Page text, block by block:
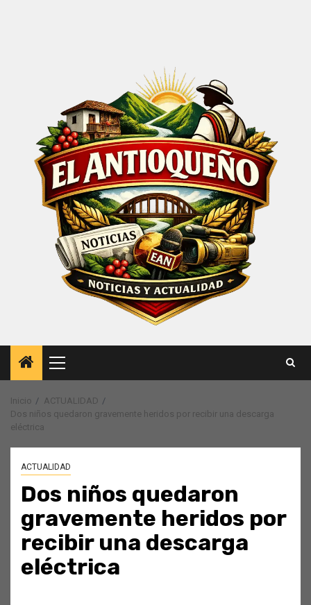
Menú
principal
Inicio
ACTUALIDAD
Dos niños quedaron gravemente heridos por recibir una descarga
eléctrica
ACTUALIDAD
Dos niños quedaron
gravemente heridos por
recibir una descarga
eléctrica